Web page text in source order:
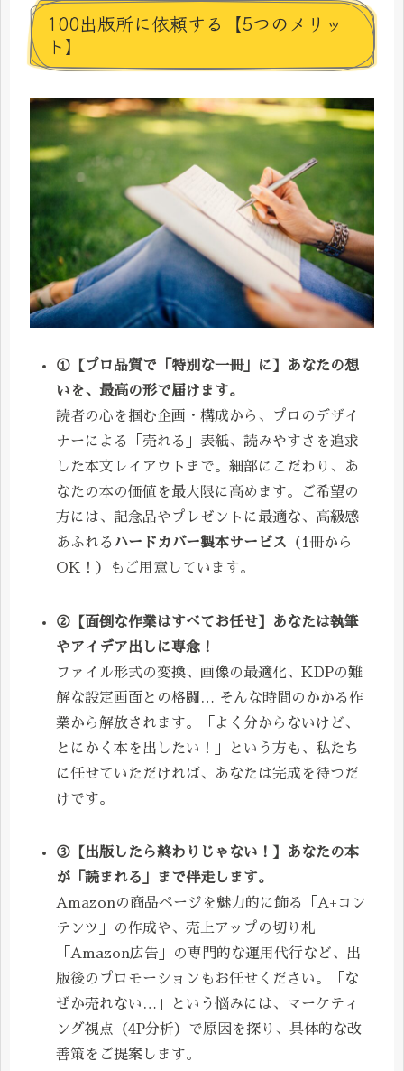
100出版所に依頼する【5つのメリッ
ト】
①【プロ品質で「特別な一冊」に】あなたの想
いを、最高の形で届けます。
読者の心を掴む企画・構成から、プロのデザイ
ナーによる「売れる」表紙、読みやすさを追求
した本文レイアウトまで。細部にこだわり、あ
なたの本の価値を最大限に高めます。ご希望の
方には、記念品やプレゼントに最適な、高級感
あふれる ハードカバー製本サービス （1冊から
OK！）もご用意しています。
②【面倒な作業はすべてお任せ】あなたは執筆
やアイデア出しに専念！
ファイル形式の変換、画像の最適化、KDPの難
解な設定画面との格闘… そんな時間のかかる作
業から解放されます。「よく分からないけど、
とにかく本を出したい！」という方も、私たち
に任せていただければ、あなたは完成を待つだ
けです。
③【出版したら終わりじゃない！】あなたの本
が「読まれる」まで伴走します。
Amazonの商品ページを魅力的に飾る「A+コン
テンツ」の作成や、売上アップの切り札
「Amazon広告」の専門的な運用代行など、出
版後のプロモーションもお任せください。「な
ぜか売れない…」という悩みには、マーケティ
ング視点（4P分析）で原因を探り、具体的な改
善策をご提案します。